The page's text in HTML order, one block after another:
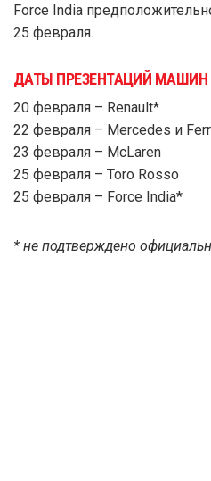
Force India
25 февраля.
ДАТЫ ПРЕЗЕНТАЦИЙ МАШИН
20 февраля – Renault*
22 февраля – Mercedes и
23 февраля – McLaren
25 февраля – Toro Rosso
25 февраля – Force India*
* не подтверждено